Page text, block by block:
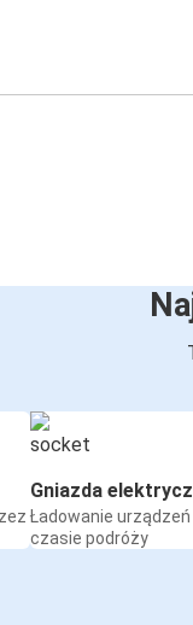
Gniazda
Ładowanie urządzeń
czasie podróży